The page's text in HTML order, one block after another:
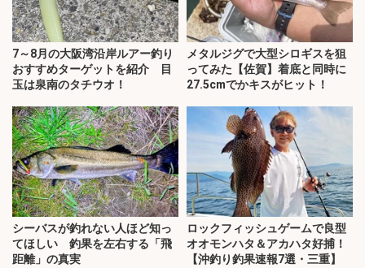
7～8月の大阪湾沿岸ルアー釣り
おすすめターゲットを紹介 目
玉は泉南のタチウオ！
メタルジグで大型シロギスを狙
ってみた【佐賀】着底と同時に
27.5cmでかキスがヒット！
シーバスが釣れない人ほど知っ
てほしい 釣果を左右する「飛
距離」の真実
ロックフィッシュゲームで良型
オオモンハタ＆アカハタ好捕！
【沖釣り釣果速報7選・三重】